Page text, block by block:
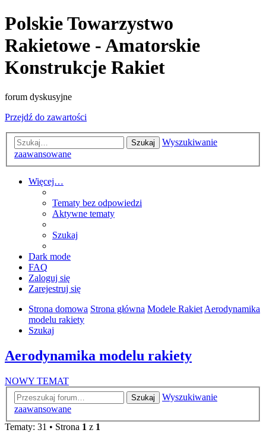
Polskie Towarzystwo
Rakietowe - Amatorskie
Konstrukcje Rakiet
forum dyskusyjne
Przejdź do zawartości
Szukaj
Wyszukiwanie
zaawansowane
Więcej…
Tematy bez odpowiedzi
Aktywne tematy
Szukaj
Dark mode
FAQ
Zaloguj się
Zarejestruj się
Strona domowa Strona główna Modele RakietAerodynamika
modelu rakiety
Szukaj
Aerodynamika modelu rakiety
NOWY TEMAT
Szukaj
Wyszukiwanie
zaawansowane
Tematy: 31 • Strona 1 z 1